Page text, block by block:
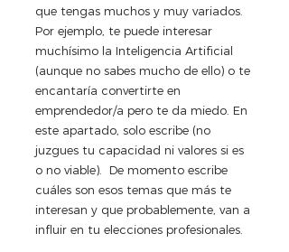
que tengas muchos y muy variados.
Por ejemplo, te puede interesar
muchísimo la Inteligencia Artificial
(aunque no sabes mucho de ello) o te
encantaría convertirte en
emprendedor/a pero te da miedo. En
este apartado, solo escribe (no
juzgues tu capacidad ni valores si es
o no viable).  De momento escribe
cuáles son esos temas que más te
interesan y que probablemente, van a
influir en tu elecciones profesionales.